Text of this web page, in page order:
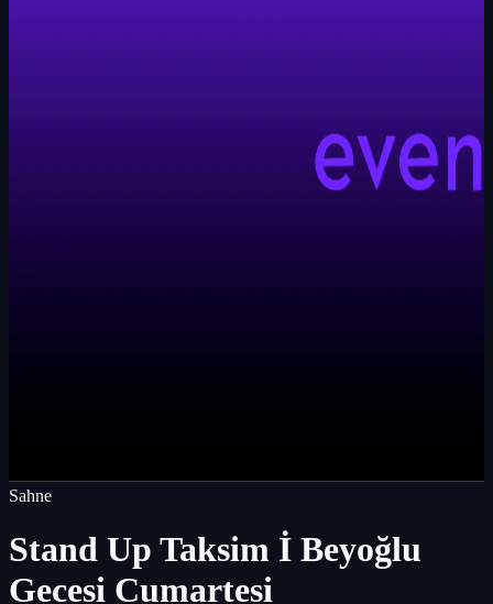
Sahne
Stand Up Taksim İ Beyoğlu
Gecesi Cumartesi